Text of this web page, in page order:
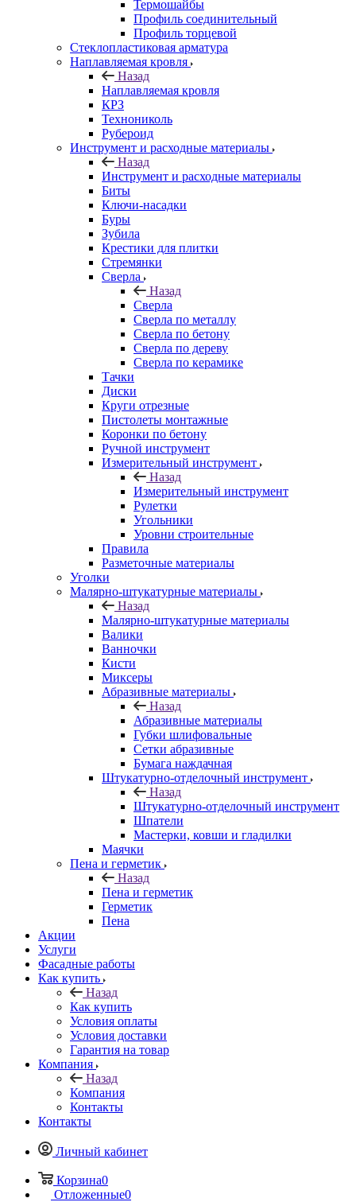
Термошайбы
Профиль соединительный
Профиль торцевой
Стеклопластиковая арматура
Наплавляемая кровля
Назад
Наплавляемая кровля
КРЗ
Технониколь
Рубероид
Инструмент и расходные материалы
Назад
Инструмент и расходные материалы
Биты
Ключи-насадки
Буры
Зубила
Крестики для плитки
Стремянки
Сверла
Назад
Сверла
Сверла по металлу
Сверла по бетону
Сверла по дереву
Сверла по керамике
Тачки
Диски
Круги отрезные
Пистолеты монтажные
Коронки по бетону
Ручной инструмент
Измерительный инструмент
Назад
Измерительный инструмент
Рулетки
Угольники
Уровни строительные
Правила
Разметочные материалы
Уголки
Малярно-штукатурные материалы
Назад
Малярно-штукатурные материалы
Валики
Ванночки
Кисти
Миксеры
Абразивные материалы
Назад
Абразивные материалы
Губки шлифовальные
Сетки абразивные
Бумага наждачная
Штукатурно-отделочный инструмент
Назад
Штукатурно-отделочный инструмент
Шпатели
Мастерки, ковши и гладилки
Маячки
Пена и герметик
Назад
Пена и герметик
Герметик
Пена
Акции
Услуги
Фасадные работы
Как купить
Назад
Как купить
Условия оплаты
Условия доставки
Гарантия на товар
Компания
Назад
Компания
Контакты
Контакты
Личный кабинет
Корзина0
Отложенные0